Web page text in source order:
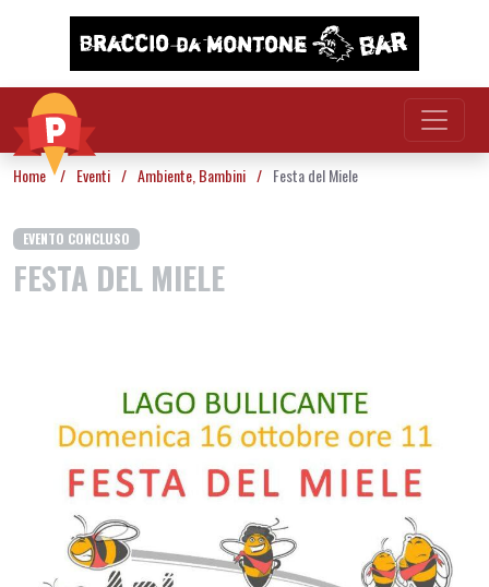
Vai al contenuto
Home / Eventi / Ambiente Bambini / Festa del Miele
EVENTO CONCLUSO
FESTA DEL MIELE